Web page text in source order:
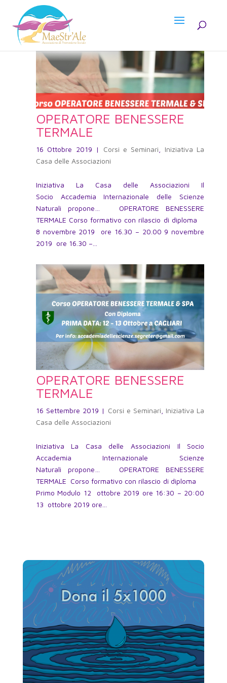
OPERATORE BENESSERE
TERMALE
16 Ottobre 2019 | Corsi e Seminari
Iniziativa La
Casa delle Associazioni
Iniziativa La Casa delle Associazioni Il
Socio Accademia Internazionale delle Scienze
Naturali propone… OPERATORE BENESSERE
TERMALE Corso formativo con rilascio di diploma
8 novembre 2019 ore 16.30 – 20.00 9 novembre
2019 ore 16.30 –...
OPERATORE BENESSERE
TERMALE
16 Settembre 2019 | Corsi e Seminari
Iniziativa La
Casa delle Associazioni
Iniziativa La Casa delle Associazioni Il Socio
Accademia Internazionale Scienze
Naturali propone… OPERATORE BENESSERE
TERMALE Corso formativo con rilascio di diploma
Primo Modulo 12 ottobre 2019 ore 16:30 – 20:00
13 ottobre 2019 ore...